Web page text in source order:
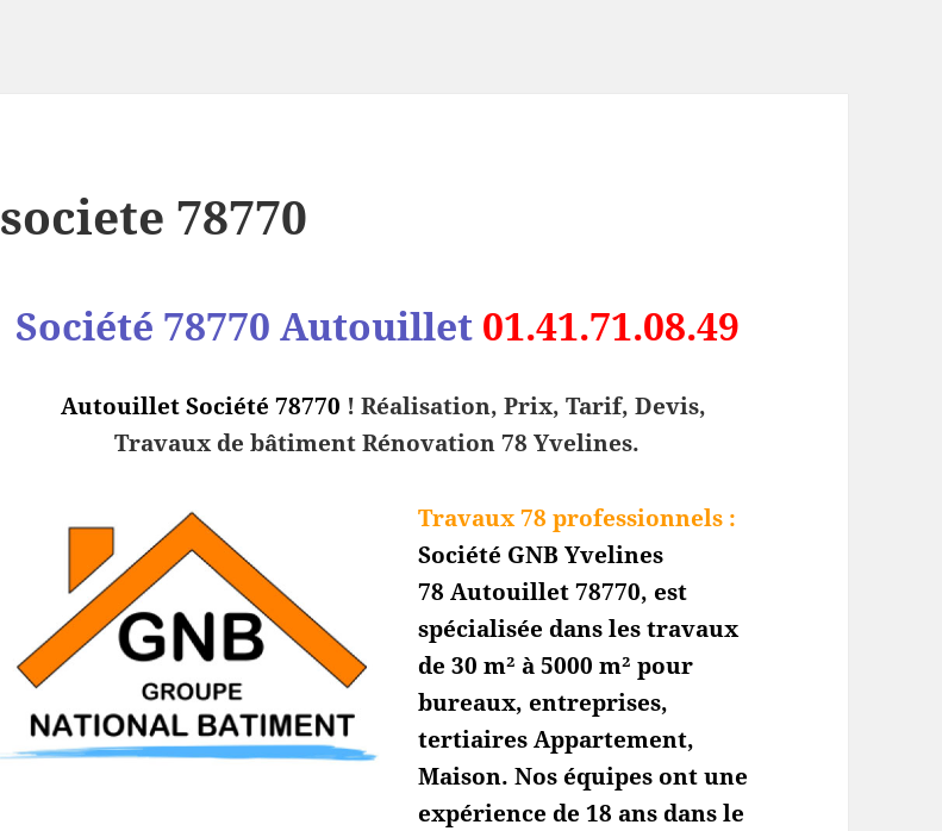
societe 78770
Société 78770 Autouillet 01.41.71.08.49
Autouillet Société 78770 ! Réalisation, Prix, Tarif, Devis,
Travaux de bâtiment Rénovation 78 Yvelines.
Travaux 78 professionnels :
Société GNB Yvelines
78 Autouillet78770, est
spécialisée dans les travaux
de 30 m² à 5000 m² pour
bureaux, entreprises,
tertiaires Appartement,
Maison. Nos équipes ont une
expérience de 18 ans dans le